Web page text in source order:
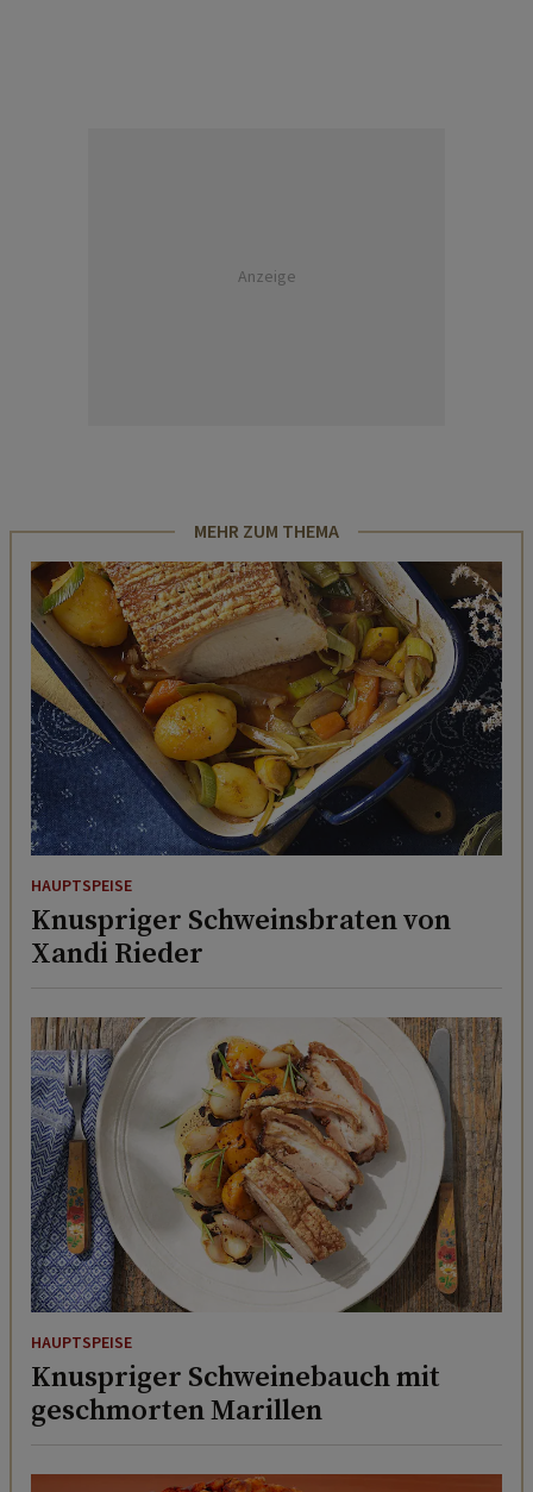
Anzeige
MEHR ZUM THEMA
HAUPTSPEISE
Knuspriger Schweinsbraten von
Xandi Rieder
HAUPTSPEISE
Knuspriger Schweinebauch mit
geschmorten Marillen